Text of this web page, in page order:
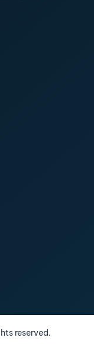
reserved.